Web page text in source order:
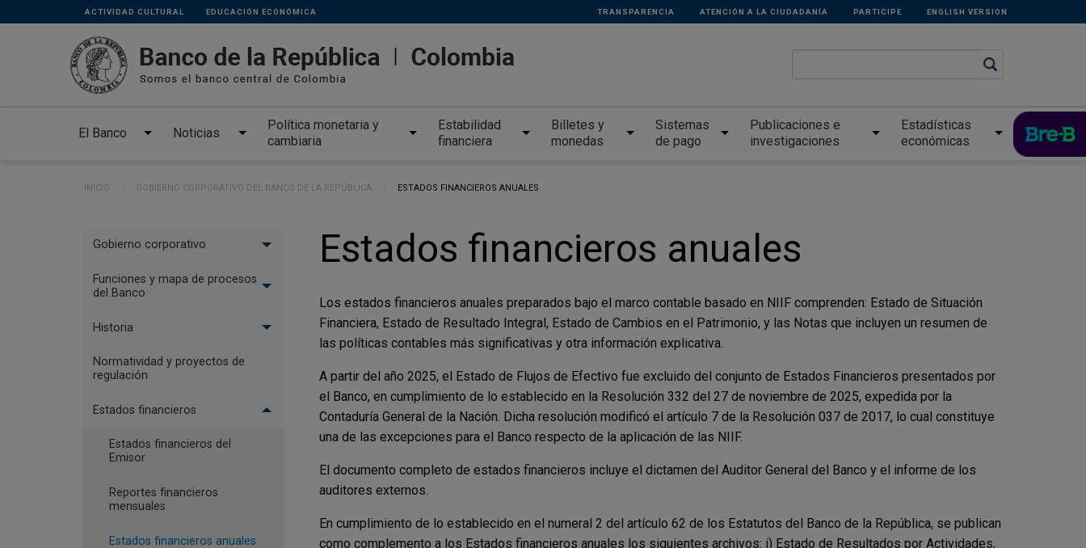
Pasar al contenido principal
Links
secundarios
ACTIVIDAD CULTURAL EDUCACIÓN ECONÓMICA TRANSPARENCIA ATENCIÓN A LA CIUDADANÍA PARTICIPE ENGLISH VERSION
El Banco Noticias
Política monetaria y
cambiaria
Estabilidad
financiera
Billetes y
monedas
Sistemas
de pago
Publicaciones e
investigaciones
Estadísticas
económicas
Ruta de navegación
INICIO GOBIERNO CORPORATIVO DEL BANCO DE LA REPÚBLICA CURRENT:
ESTADOS FINANCIEROS ANUALES
Estados financieros anuales
Los estados financieros anuales preparados bajo el marco contable basado en NIIF comprenden: Estado de Situación
Financiera, Estado de Resultado Integral, Estado de Cambios en el Patrimonio, y las Notas que incluyen un resumen de
las políticas contables más significativas y otra información explicativa.
A partir del año 2025, el Estado de Flujos de Efectivo fue excluido del conjunto de Estados Financieros presentados por
el Banco, en cumplimiento de lo establecido en la Resolución 332 del 27 de noviembre de 2025, expedida por la
Contaduría General de la Nación. Dicha resolución modificó el artículo 7 de la Resolución 037 de 2017, lo cual constituye
una de las excepciones para el Banco respecto de la aplicación de las NIIF.
El documento completo de estados financieros incluye el dictamen del Auditor General del Banco y el informe de los
auditores externos.
En cumplimiento de lo establecido en el numeral 2 del artículo 62 de los Estatutos del Banco de la República, se publican
como complemento a los Estados financieros anuales los siguientes archivos: i) Estado de Resultados por Actividades,
Menu
Banco
Gobierno corporativo
Funciones y mapa de procesos
del Banco
Historia
Normatividad y proyectos de
regulación
Estados financieros
Estados financieros del
Emisor
Reportes financieros
mensuales
Estados financieros anuales